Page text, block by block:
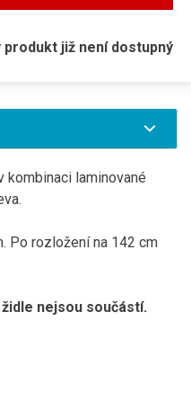
produkt již není dostupný
kombinaci laminované
Po rozložení na 142 cm
nejsou součástí.